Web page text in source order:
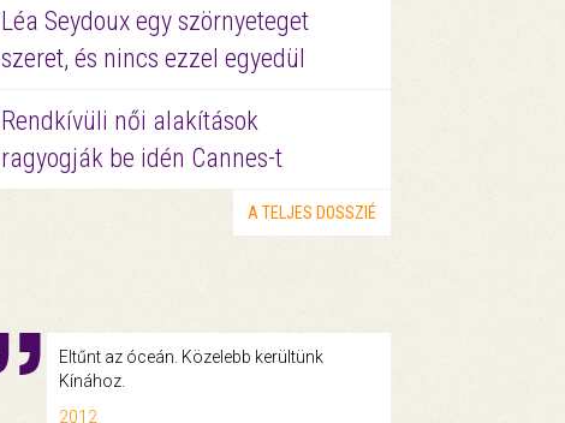
Léa Seydoux egy szörnyeteget
szeret, és nincs ezzel egyedül
Rendkívüli női alakítások
ragyogják be idén Cannes-t
A TELJES DOSSZIÉ
Eltűnt az óceán. Közelebb kerültünk
Kínához.
2012